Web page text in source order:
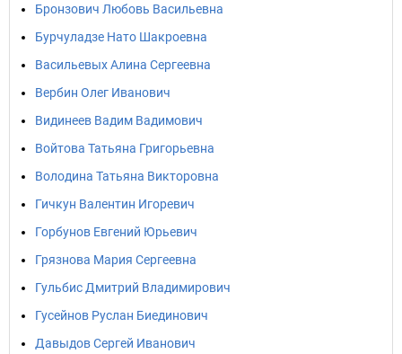
Бронзович Любовь Васильевна
Бурчуладзе Нато Шакроевна
Васильевых Алина Сергеевна
Вербин Олег Иванович
Видинеев Вадим Вадимович
Войтова Татьяна Григорьевна
Володина Татьяна Викторовна
Гичкун Валентин Игоревич
Горбунов Евгений Юрьевич
Грязнова Мария Сергеевна
Гульбис Дмитрий Владимирович
Гусейнов Руслан Биединович
Давыдов Сергей Иванович